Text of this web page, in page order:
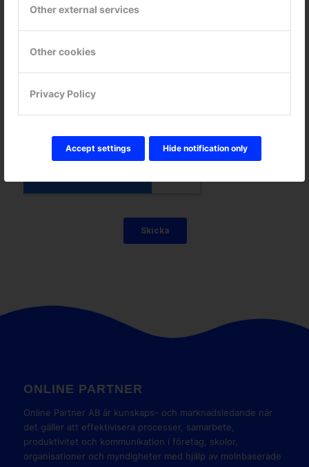
Other external services
Other cookies
Privacy Policy
Accept settings Hide notification only
ONLINE PARTNER
Online Partner AB är kunskaps- och marknadsledande när
det gäller att effektivisera processer, samarbete,
produktivitet och kommunikation i företag, skolor,
organisationer och myndigheter med hjälp av molnbaserade